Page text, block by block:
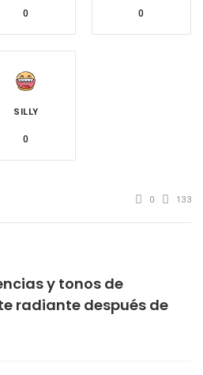
0 0
SILLY
0
0 133
y tonos de
radiante después de